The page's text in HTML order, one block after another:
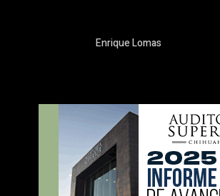
Enrique Lomas